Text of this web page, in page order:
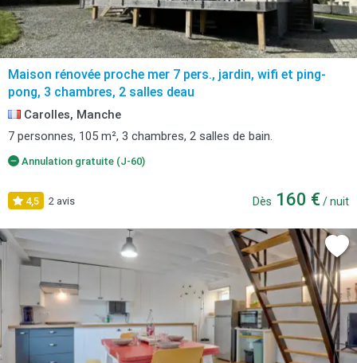
Maison rénovée proche mer 7 pers., jardin, wifi et ping-
pong, 3 chambres, 2 salles deau
Carolles, Manche
7 personnes, 105 m², 3 chambres, 2 salles de bain.
Annulation gratuite (J-60)
4,5 2 avis Dès 160 € / nuit